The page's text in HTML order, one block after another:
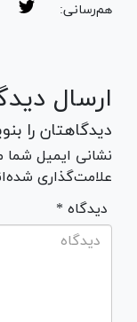
هم‌رسانی:
ارسال
دیدگاهتان را
نشانی ایمیل شما
علامت‌گذاری
* دیدگاه